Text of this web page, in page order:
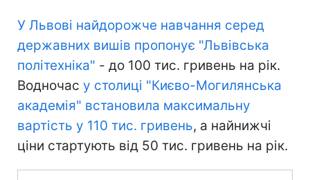
У Львові найдорожче навчання серед
державних вишів пропонує "Львівська
політехніка" - до 100 тис. гривень на рік.
Водночас у столиці "Києво-Могилянська
академія" встановила максимальну
вартість у 110 тис. гривень, а найнижчі
ціни стартують від 50 тис. гривень на рік.